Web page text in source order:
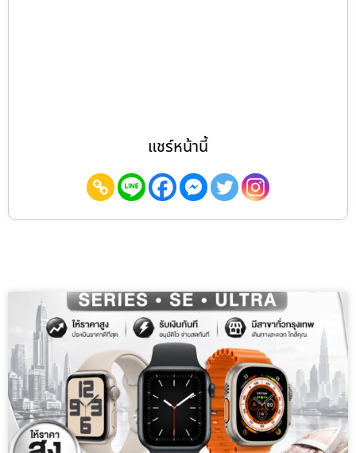
แชร์หน้านี้